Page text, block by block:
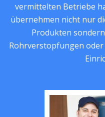
vermittelten Betriebe
übernehmen nicht nur
Produkten
Rohrverstopfungen